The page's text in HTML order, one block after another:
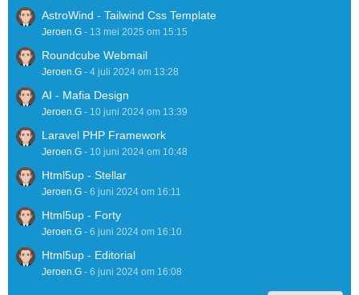
AstroWind - Tailwind Css Template
Jeroen.G - 13 mei 2025 om 15:15
Roundcube Webmail
Jeroen.G - 4 juli 2024 om 13:28
AI - Mafia Design
Jeroen.G - 10 juni 2024 om 13:39
Laravel PHP Framework
Jeroen.G - 10 juni 2024 om 10:48
Html5up - Stellar
Jeroen.G - 6 juni 2024 om 16:11
Html5up - Forty
Jeroen.G - 6 juni 2024 om 16:10
Html5up - Editorial
Jeroen.G - 6 juni 2024 om 16:08